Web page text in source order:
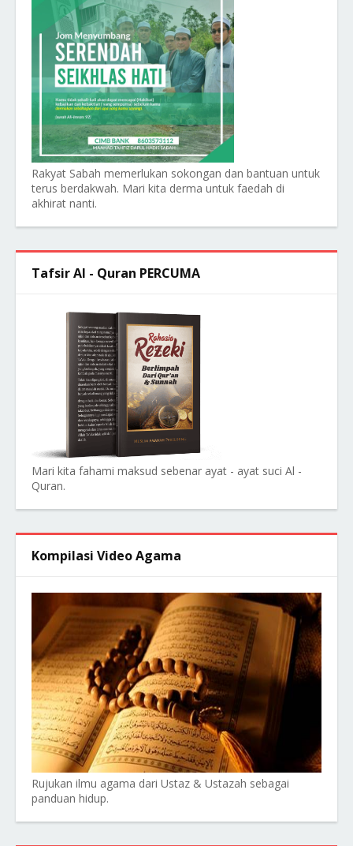
Rakyat Sabah memerlukan sokongan dan bantuan untuk
terus berdakwah. Mari kita derma untuk faedah di
akhirat nanti.
Tafsir Al - Quran PERCUMA
Mari kita fahami maksud sebenar ayat - ayat suci Al -
Quran.
Kompilasi Video Agama
Rujukan ilmu agama dari Ustaz & Ustazah sebagai
panduan hidup.